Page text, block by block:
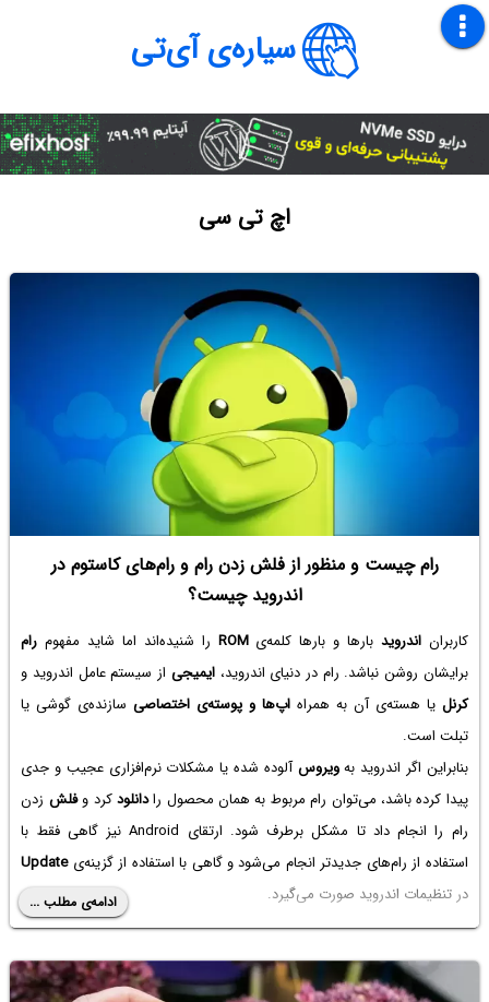
سیاره‌ی آی‌تی
اچ تی سی
رام چیست و منظور از فلش زدن رام و رام‌های کاستوم در
اندروید چیست؟
کاربراناندروید بارها و بارها کلمه‌یROM را شنیده‌اند اما شاید مفهوم رام
برایشان روشن نباشد. رام در دنیای اندروید،ایمیجی از سیستم عامل اندروید و
کرنل یا هسته‌ی آن به همراه اپ‌ها و پوسته‌ی اختصاصیسازنده‌ی گوشی یا
تبلت است.
بنابراین اگر اندروید بهویروسآلوده شده یا مشکلات نرم‌افزاری عجیب و جدی
پیدا کرده باشد، می‌توان رام مربوط به همان محصول رادانلودکرد وفلش زدن
رام را انجام داد تا مشکل برطرف شود. ارتقای Android نیز گاهی فقط با
استفاده از رام‌های جدیدتر انجام می‌شود و گاهی با استفاده از گزینه‌یUpdate
در تنظیمات اندروید صورت می‌گیرد.
در کنار رام اصلی می‌توان از رام‌هایکاستومکه حاصل تلاش جدی
برنامه‌نویسان و توسعه‌دهندگان مستقل است، استفاده کرد که مزایایی مثل
سبک‌تر بودن و آزادی بیشتر در سفارشی کردن ظاهر و تنظیمات پوسته و اپ‌ها
ادامه‌ی مطلب ...